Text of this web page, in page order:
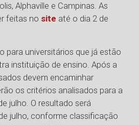
Alphaville e Campinas. As
feitas no site até o dia 2 de
para universitários que já estão
instituição de ensino. Após a
devem encaminhar
os critérios analisados para a
julho. O resultado será
julho, conforme classificação